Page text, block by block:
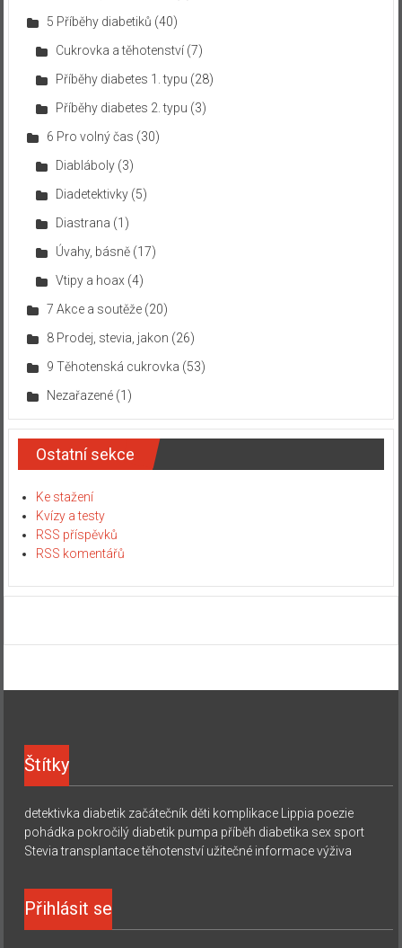
5 Příběhy diabetiků (40)
Cukrovka a těhotenství(7)
Příběhy diabetes 1. typu (28)
Příběhy diabetes 2. typu (3)
6 Pro volný čas (30)
Diabláboly(3)
Diadetektivky(5)
Diastrana (1)
Úvahy, básně(17)
Vtipy a hoax (4)
7 Akce a soutěže(20)
8 Prodej, stevia, jakon (26)
9 Těhotenská cukrovka (53)
Nezařazené(1)
Ostatní sekce
Ke stažení
Kvízy a testy
RSS příspěvků
RSS komentářů
Štítky
detektivka diabetik začátečník děti komplikace Lippia poezie
pohádka pokročilý diabetik pumpa příběh diabetika sex sport
Stevia transplantace těhotenství užitečné informace výživa
Přihlásit se